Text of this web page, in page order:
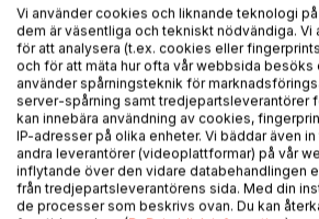
Today, most organizations are based
control” management philosophy
need to be individually stimulated and
cooperate. That management
fragmentize our organizations and
to human resources.
But as human beings, cooperation is in
doing what we experience as
Vi använder cookies och liknande teknologi
dem är väsentliga och tekniskt nödvändiga.
för att analysera (t.ex. cookies eller
och för att mäta hur ofta vår webbsida besöks
använder spårningsteknik för
server-spårning samt tredjepartsleverantörer
kan innebära användning av cookies,
IP-adresser på olika enheter. Vi bäddar även
andra leverantörer (videoplattformar) på vår
inflytande över den vidare databehandlingen
från tredjepartsleverantörens sida. Med din
de processer som beskrivs ovan. Du kan